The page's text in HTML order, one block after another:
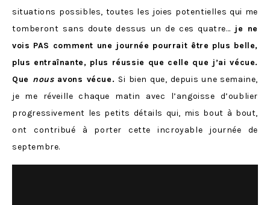
situations possibles, toutes les joies potentielles qui me
tomberont sans doute dessus un de ces quatre… je ne
vois PAS comment une journée pourrait être plus belle,
plus entraînante, plus réussie que celle que j’ai vécue.
Que nousavons vécue. Si bien que, depuis une semaine,
je me réveille chaque matin avec l’angoisse d’oublier
progressivement les petits détails qui, mis bout à bout,
ont contribué à porter cette incroyable journée de
septembre.